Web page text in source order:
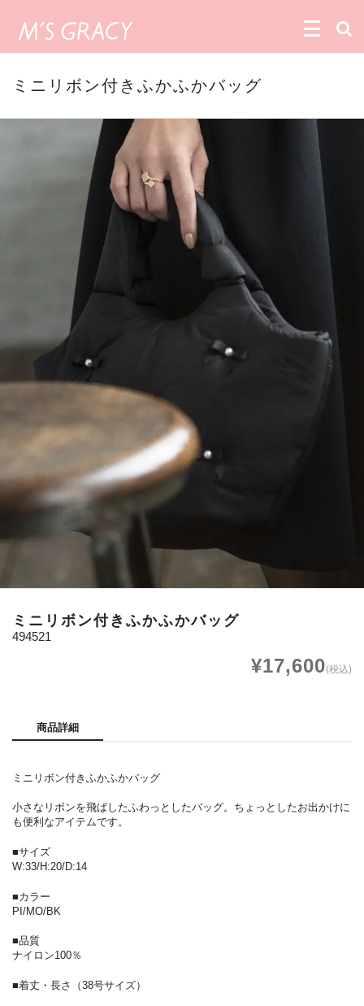
ミニリボン付きふかふかバッグ
ミニリボン付きふかふかバッグ
494521
¥17,600(税込)
商品詳細
ミニリボン付きふかふかバッグ
小さなリボンを飛ばしたふわっとしたバッグ。ちょっとしたお出かけに
も便利なアイテムです。
■サイズ
W:33/H:20/D:14
■カラー
PI/MO/BK
■品質
ナイロン100％
■着丈・長さ（38号サイズ）